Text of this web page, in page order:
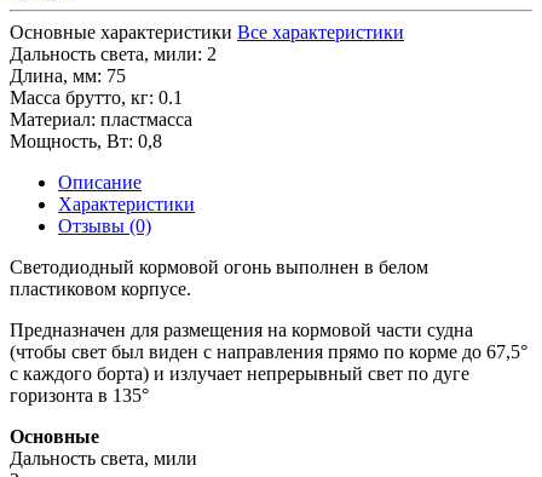
Основные характеристики Все характеристики
Дальность света, мили: 2
Длина, мм: 75
Масса брутто, кг: 0.1
Материал: пластмасса
Мощность, Вт: 0,8
Описание
Характеристики
Отзывы (0)
Светодиодный кормовой огонь выполнен в белом
пластиковом корпусе.
Предназначен для размещения на кормовой части судна
(чтобы свет был виден с направления прямо по корме до 67,5°
с каждого борта) и излучает непрерывный свет по дуге
горизонта в 135°
Основные
Дальность света, мили